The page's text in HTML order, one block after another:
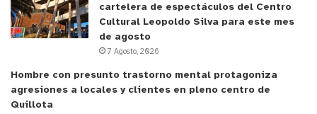
a su domicilio, en todo el territorio comunal. En el
caso de la localidad de Los Patos, la sede de
sufragios será la sede comunitaria de aquel
sector.
Para más detalles al respecto, vecinas y vecinos
cartelera de espectáculos del Centro
Cultural Leopoldo Silva para este mes
de agosto
7 Agosto, 2026
Hombre con presunto trastorno mental protagoniza
agresiones a locales y clientes en pleno centro de
Quillota